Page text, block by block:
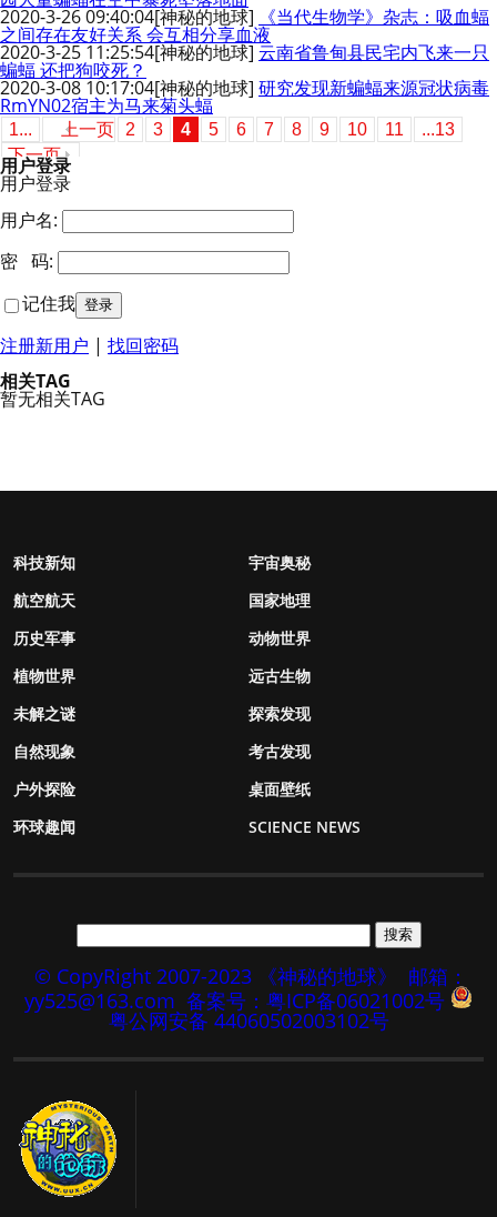
2020-3-26 09:40:04[神秘的地球] 《当代生物学》杂志：吸血蝠
之间存在友好关系 会互相分享血液
2020-3-25 11:25:54[神秘的地球] 云南省鲁甸县民宅内飞来一只
蝙蝠 还把狗咬死？
2020-3-08 10:17:04[神秘的地球] 研究发现新蝙蝠来源冠状病毒
RmYN02宿主为马来菊头蝠
1... 上一页 2 3 4 5 6 7 8 9 10 11
...13
下一页
用户登录
用户登录
用户名:
密 码:
记住我
注册新用户 | 找回密码
相关TAG
暂无相关TAG
科技新知
宇宙奥秘
航空航天
国家地理
历史军事
动物世界
植物世界
远古生物
未解之谜
探索发现
自然现象
考古发现
户外探险
桌面壁纸
环球趣闻
SCIENCE NEWS
© CopyRight 2007-2023 《神秘的地球》
邮箱：
yy525@163.com 备案号：粤ICP备06021002号
粤公网安备 44060502003102号